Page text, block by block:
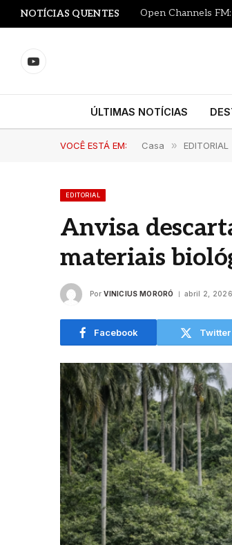
NOTÍCIAS QUENTES Open Channels
YouTube
ÚLTIMAS NOTÍCIAS
VOCÊ ESTÁ EM: Casa » EDITORIAL
EDITORIAL
Anvisa
materiais
Por VINICIUS MORORÓ abril 2, 2026
Facebook Twitter